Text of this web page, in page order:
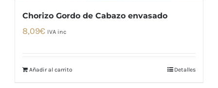
Chorizo Gordo de Cabazo envasado
8,09€ IVA inc
Añadir al carrito Detalles